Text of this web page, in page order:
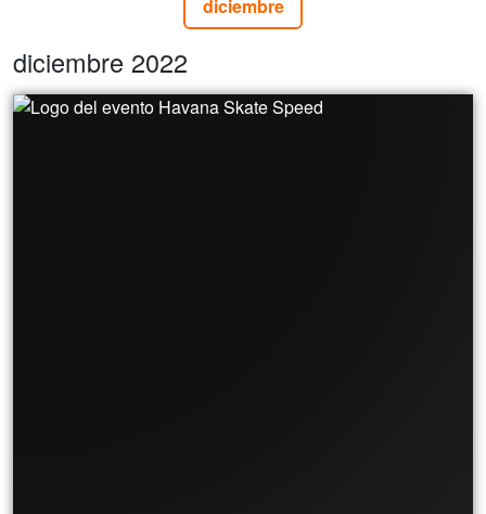
diciembre
diciembre 2022